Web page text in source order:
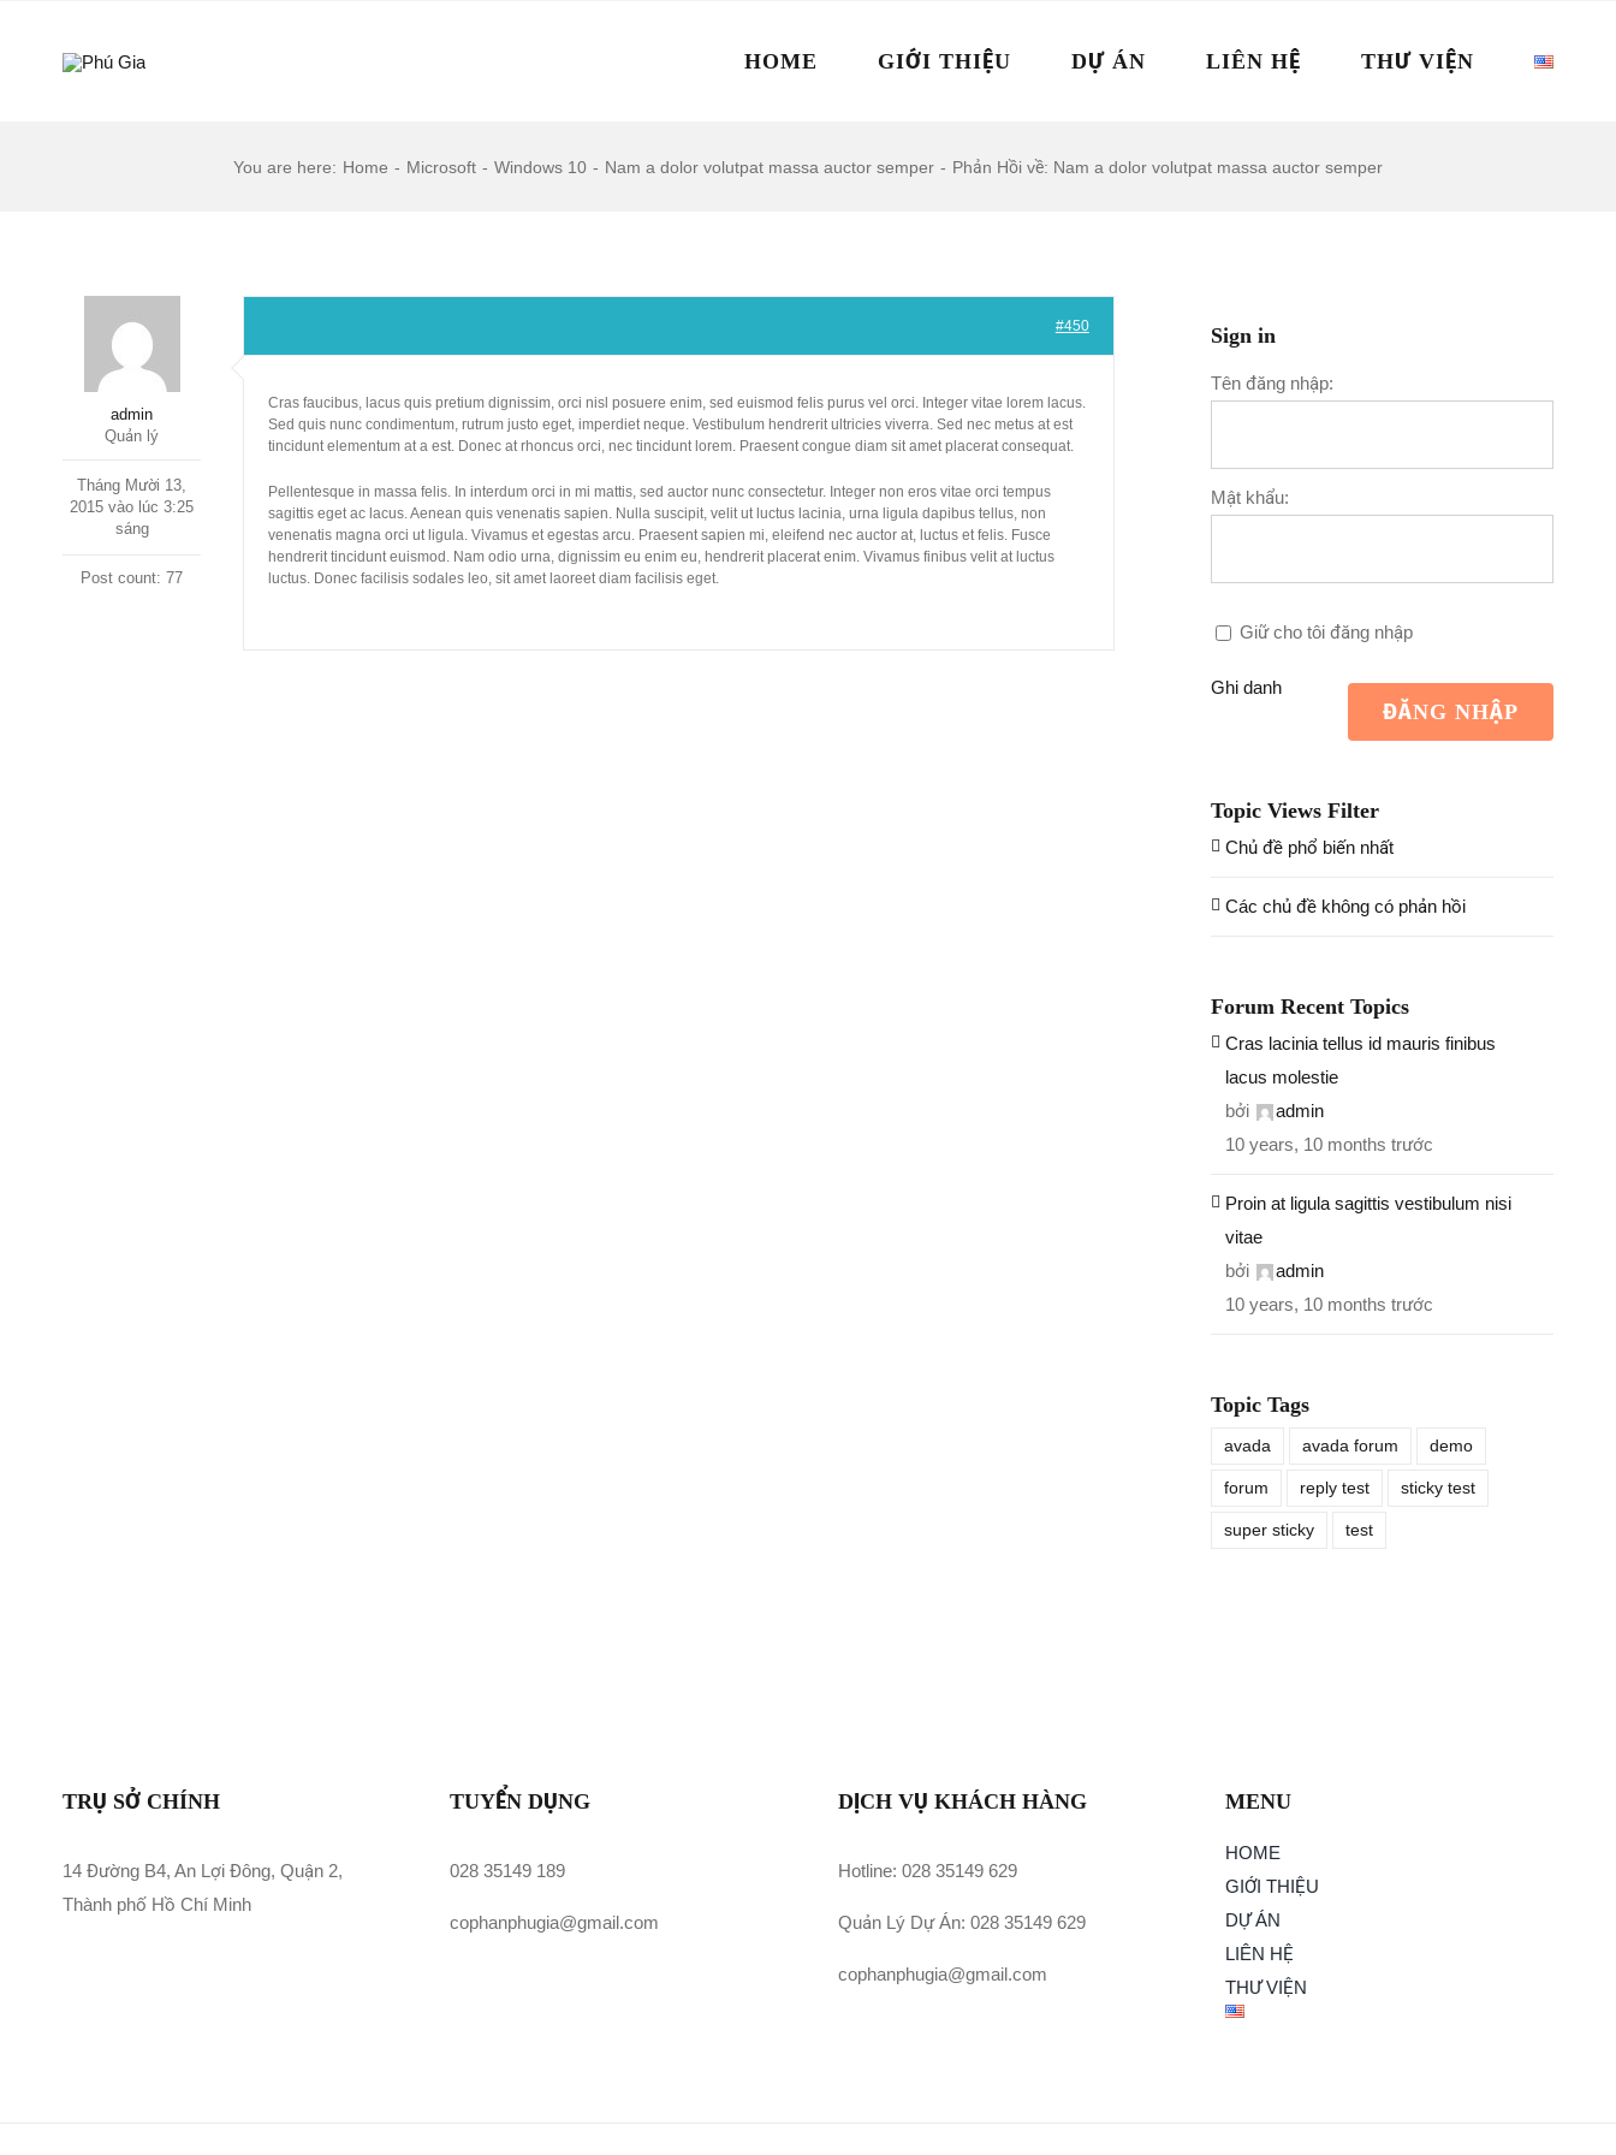
HOME GIỚI THIỆU DỰ ÁN LIÊN HỆ THƯ VIỆN
You are here: Home - Microsoft - Windows 10 - Nam a dolor volutpat massa auctor semper - Phản Hồi về: Nam a dolor volutpat massa auctor semper
admin
Quản lý
Tháng Mười 13,
2015 vào lúc 3:25
sáng
Post count: 77
#450
Cras faucibus, lacus quis pretium dignissim, orci nisl posuere enim, sed euismod felis purus vel orci. Integer vitae lorem lacus.
Sed quis nunc condimentum, rutrum justo eget, imperdiet neque. Vestibulum hendrerit ultricies viverra. Sed nec metus at est
tincidunt elementum at a est. Donec at rhoncus orci, nec tincidunt lorem. Praesent congue diam sit amet placerat consequat.
Pellentesque in massa felis. In interdum orci in mi mattis, sed auctor nunc consectetur. Integer non eros vitae orci tempus
sagittis eget ac lacus. Aenean quis venenatis sapien. Nulla suscipit, velit ut luctus lacinia, urna ligula dapibus tellus, non
venenatis magna orci ut ligula. Vivamus et egestas arcu. Praesent sapien mi, eleifend nec auctor at, luctus et felis. Fusce
hendrerit tincidunt euismod. Nam odio urna, dignissim eu enim eu, hendrerit placerat enim. Vivamus finibus velit at luctus
luctus. Donec facilisis sodales leo, sit amet laoreet diam facilisis eget.
Sign in
Tên đăng nhập:
Mật khẩu:
Giữ cho tôi đăng nhập
ĐĂNG NHẬP
Ghi danh
Topic Views Filter
Chủ đề phổ biến nhất
Các chủ đề không có phản hồi
Forum Recent Topics
Cras lacinia tellus id mauris finibus
lacus molestie
bởi
admin
10 years, 10 months trước
Proin at ligula sagittis vestibulum nisi
vitae
bởi
admin
10 years, 10 months trước
Topic Tags
avada avada forum demo
forum reply test sticky test
super sticky test
TRỤ SỞ CHÍNH
14 Đường B4, An Lợi Đông, Quận 2,
Thành phố Hồ Chí Minh
TUYỂN DỤNG
028 35149 189
cophanphugia@gmail.com
DỊCH VỤ KHÁCH HÀNG
Hotline: 028 35149 629
Quản Lý Dự Án: 028 35149 629
cophanphugia@gmail.com
MENU
HOME
GIỚI THIỆU
DỰ ÁN
LIÊN HỆ
THƯ VIỆN